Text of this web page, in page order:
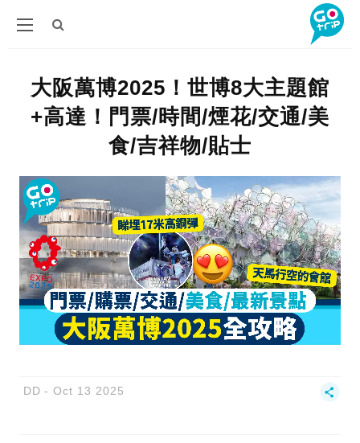
大阪萬博2025！世博8大主題館
+高達！門票/時間/煙花/交通/美
食/吉祥物/貼士
DD Oct 13 2025